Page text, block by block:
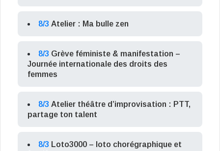
8/3 Atelier : Ma bulle zen
8/3 Grève féministe & manifestation –
Journée internationale des droits des
femmes
8/3 Atelier théâtre d’improvisation : PTT,
partage ton talent
8/3 Loto3000 – loto chorégraphique et